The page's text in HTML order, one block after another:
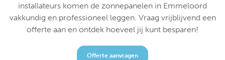
installateurs komen de zonnepanelen in Emmeloord
vakkundig en professioneel leggen. Vraag vrijblijvend een
offerte aan en ontdek hoeveel jij kunt besparen!
Offerte aanvragen